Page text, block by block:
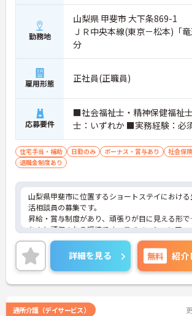
勤務地
山梨県 甲斐市 大下条869-1
ＪＲ中央本線(東京－松本)「
分
雇用形態 正社員(正職員)
応募要件
■社会福祉士・精神保健福祉
士：いずれか ■実務経験：必
住宅手当・補助 日勤のみ ボーナス・賞与あり 社会保
退職金制度あり
山梨県甲斐市に位置するショートステイにおける
活相談員の募集です。
昇給・賞与制度があり、頑張りが目に見える形で
ちんと評価される環境です。モチベーションアッ
につながります。資格や経験を活かしながらご勤
いただける環境です。
ご興味のある方には、面接対策ポイントなど、さ
に詳細をご案内しますのでお気軽にご相談くださ
い！
詳細を見る 無料 紹介
通所介護（デイサービス）